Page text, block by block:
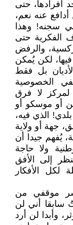
أفرادها، حتى
عنه نعم،
سجنه! وهذا
الفكرية حتى
والرفض
لكن يُمكن
بل فقط
الخصوصية
لمركز لا فرق
أو موسكو أو
الذي فيه،
جهة أو ولاية
يُفهم جيدا أن
ولا حاجة
إلى الأفق
لكل الأفكار
موقفي من
سابقا أني لن
وأبدا لن أرد